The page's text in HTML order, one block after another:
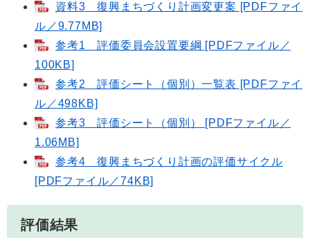
資料3 復興まちづくり計画変更案 [PDFファイ
ル／9.77MB]
参考1 評価委員会設置要綱 [PDFファイル／
100KB]
参考2 評価シート（個別）一覧表 [PDFファイ
ル／498KB]
参考3 評価シート（個別） [PDFファイル／
1.06MB]
参考4 復興まちづくり計画の評価サイクル
[PDFファイル／74KB]
評価結果